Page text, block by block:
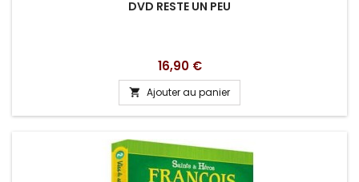
DVD RESTE UN PEU
Prix
16,90 €
 Ajouter au panier